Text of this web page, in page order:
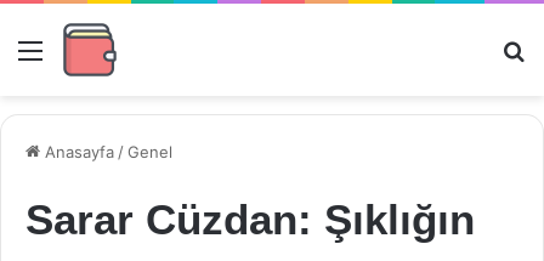
Menü
Anasayfa /Genel
Sarar Cüzdan: Şıklığın